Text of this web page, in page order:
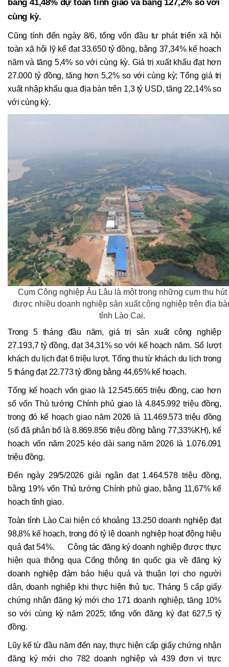
bằng 41,48% dự toán tỉnh giao và bằng 127,2% so với
cùng kỳ.
Cũng tính đến ngày 8/6, tổng vốn đầu tư phát triển xã hội
toàn xã hội lỹ kế đạt 33.650 tỷ đồng, bằng 37,34% kế hoạch
năm và tăng 5,4% so với cùng kỳ. Giá trị xuất khẩu đạt hơn
27.000 tỷ đồng, tăng hơn 5,2% so với cùng kỳ; Tổng giá trị
xuất nhập khẩu qua địa bàn trên 1,3 tỷ USD, tăng 22,14% so
với cùng kỳ.
Cụm Công nghiệp Âu Lâu là một trong những cụm thu hút
được nhiều doanh nghiệp sản xuất công nghiệp trên địa
tỉnh Lào Cai.
Trong 5 tháng đầu năm, giá trị sản xuất công nghiệp
27.193,7 tỷ đồng, đạt 34,31% so với kế hoạch năm. Số lượt
khách du lịch đạt 6 triệu lượt. Tổng thu từ khách du lịch trong
5 tháng đạt 22.773 tỷ đồng bằng 44,65% kế hoạch.
Tổng kế hoạch vốn giao là 12.545.665 triệu đồng, cao hơn
số vốn Thủ tướng Chính phủ giao là 4.845.992 triệu đồng,
trong đó kế hoạch giao năm 2026 là 11.469.573 triệu đồng
(số đã phân bổ là 8.869.856 triệu đồng bằng 77,33%KH), kế
hoạch vốn năm 2025 kéo dài sang năm 2026 là 1.076.091
triệu đồng.
Đến ngày 29/5/2026 giải ngân đạt 1.464.578 triệu đồng,
bằng 19% vốn Thủ tướng Chính phủ giao, bằng 11,67% kế
hoạch tỉnh giao.
Toàn tỉnh Lào Cai hiện có khoảng 13.250 doanh nghiệp đạt
98,8% kế hoạch, trong đó tỷ lệ doanh nghiệp hoạt động hiệu
quả đạt 54%. Công tác đăng ký doanh nghiệp được thực
hiện qua thông qua Cổng thông tin quốc gia về đăng ký
doanh nghiệp đảm bảo hiệu quả và thuận lợi cho người
dân, doanh nghiệp khi thực hiện thủ tục. Tháng 5 cấp giấy
chứng nhận đăng ký mới cho 171 doanh nghiệp, tăng 10%
so với cùng kỳ năm 2025; tổng vốn đăng ký đạt 627,5 tỷ
đồng.
Lũy kế từ đầu năm đến nay, thực hiện cấp giấy chứng nhận
đăng ký mới cho 782 doanh nghiệp và 439 đơn vị trực